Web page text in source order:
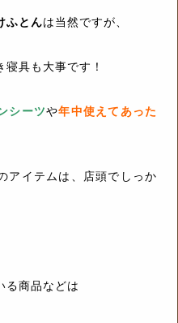
ふとんは当然ですが、
寝具も大事です！
シーツや年中使えてあった
アイテムは、店頭でしっか
る商品などは